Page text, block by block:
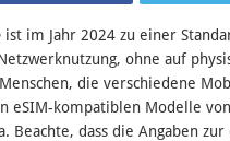
ist im Jahr 2024 zu einer
ohne auf
die verschiedene
eSIM-kompatiblen Modelle
Beachte, dass die Angaben